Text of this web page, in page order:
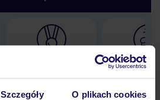
Szczegóły O plikach cookies
30 lat w